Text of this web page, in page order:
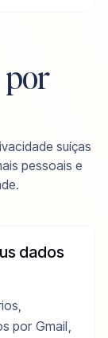
por
suíças
pessoais e
dados
por Gmail,